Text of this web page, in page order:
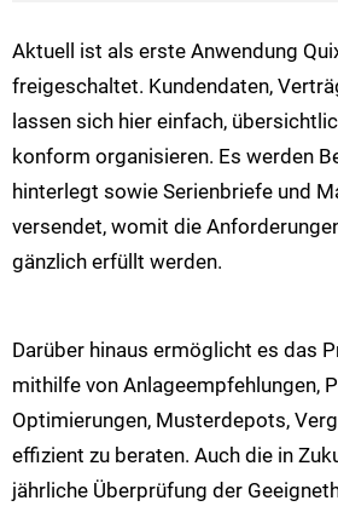
Aktuell ist als erste Anwendung
freigeschaltet. Kundendaten,
lassen sich hier einfach,
konform organisieren. Es werden
hinterlegt sowie Serienbriefe und
versendet, womit die
gänzlich erfüllt werden.
Darüber hinaus ermöglicht es das
mithilfe von Anlageempfehlungen,
Optimierungen, Musterdepots,
effizient zu beraten. Auch die in
jährliche Überprüfung der